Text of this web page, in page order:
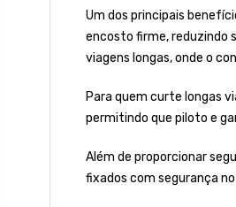
Um dos principais
encosto firme, reduzindo
viagens longas, onde o
Para quem curte longas
permitindo que piloto e
Além de proporcionar
fixados com segurança